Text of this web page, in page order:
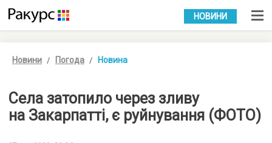
УКР РУС
НОВИНИ
Новини Погода Новина
Села затопило через зливу
на Закарпатті, є руйнування (ФОТО)